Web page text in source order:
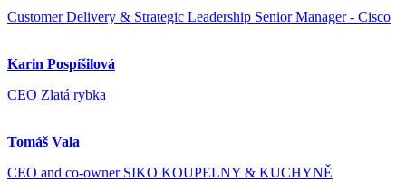
Customer Delivery & Strategic Leadership Senior Manager - Cisco
Karin Pospíšilová
CEO Zlatá rybka
Tomáš Vala
CEO and co-owner SIKO KOUPELNY & KUCHYNĚ